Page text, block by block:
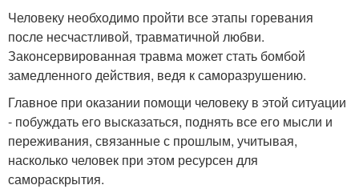
Человеку необходимо пройти все этапы горевания
после несчастливой, травматичной любви.
Законсервированная травма может стать бомбой
замедленного действия, ведя к саморазрушению.
Главное при оказании помощи человеку в этой ситуации
- побуждать его высказаться, поднять все его мысли и
переживания, связанные с прошлым, учитывая,
насколько человек при этом ресурсен для
самораскрытия.